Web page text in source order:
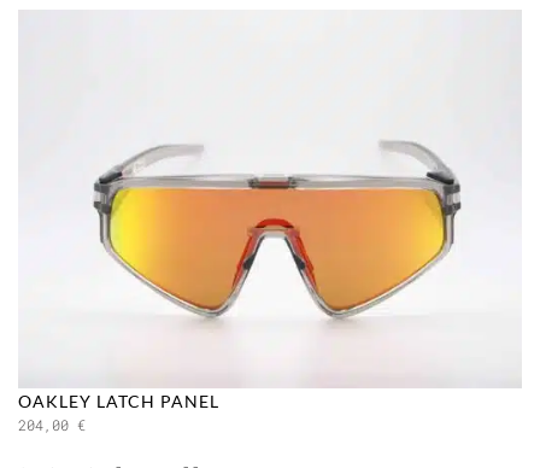
OAKLEY LATCH PANEL
204,00 €